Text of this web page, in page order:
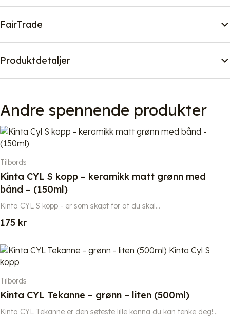
FairTrade
Produktdetaljer
Andre spennende produkter
Tilbords
Kinta CYL S kopp – keramikk matt grønn med
bånd – (150ml)
Kinta CYL S kopp - er som skapt for at du skal...
175 kr
Tilbords
Kinta CYL Tekanne – grønn – liten (500ml)
Kinta CYL Tekanne er den søteste lille kanna du kan tenke deg!...